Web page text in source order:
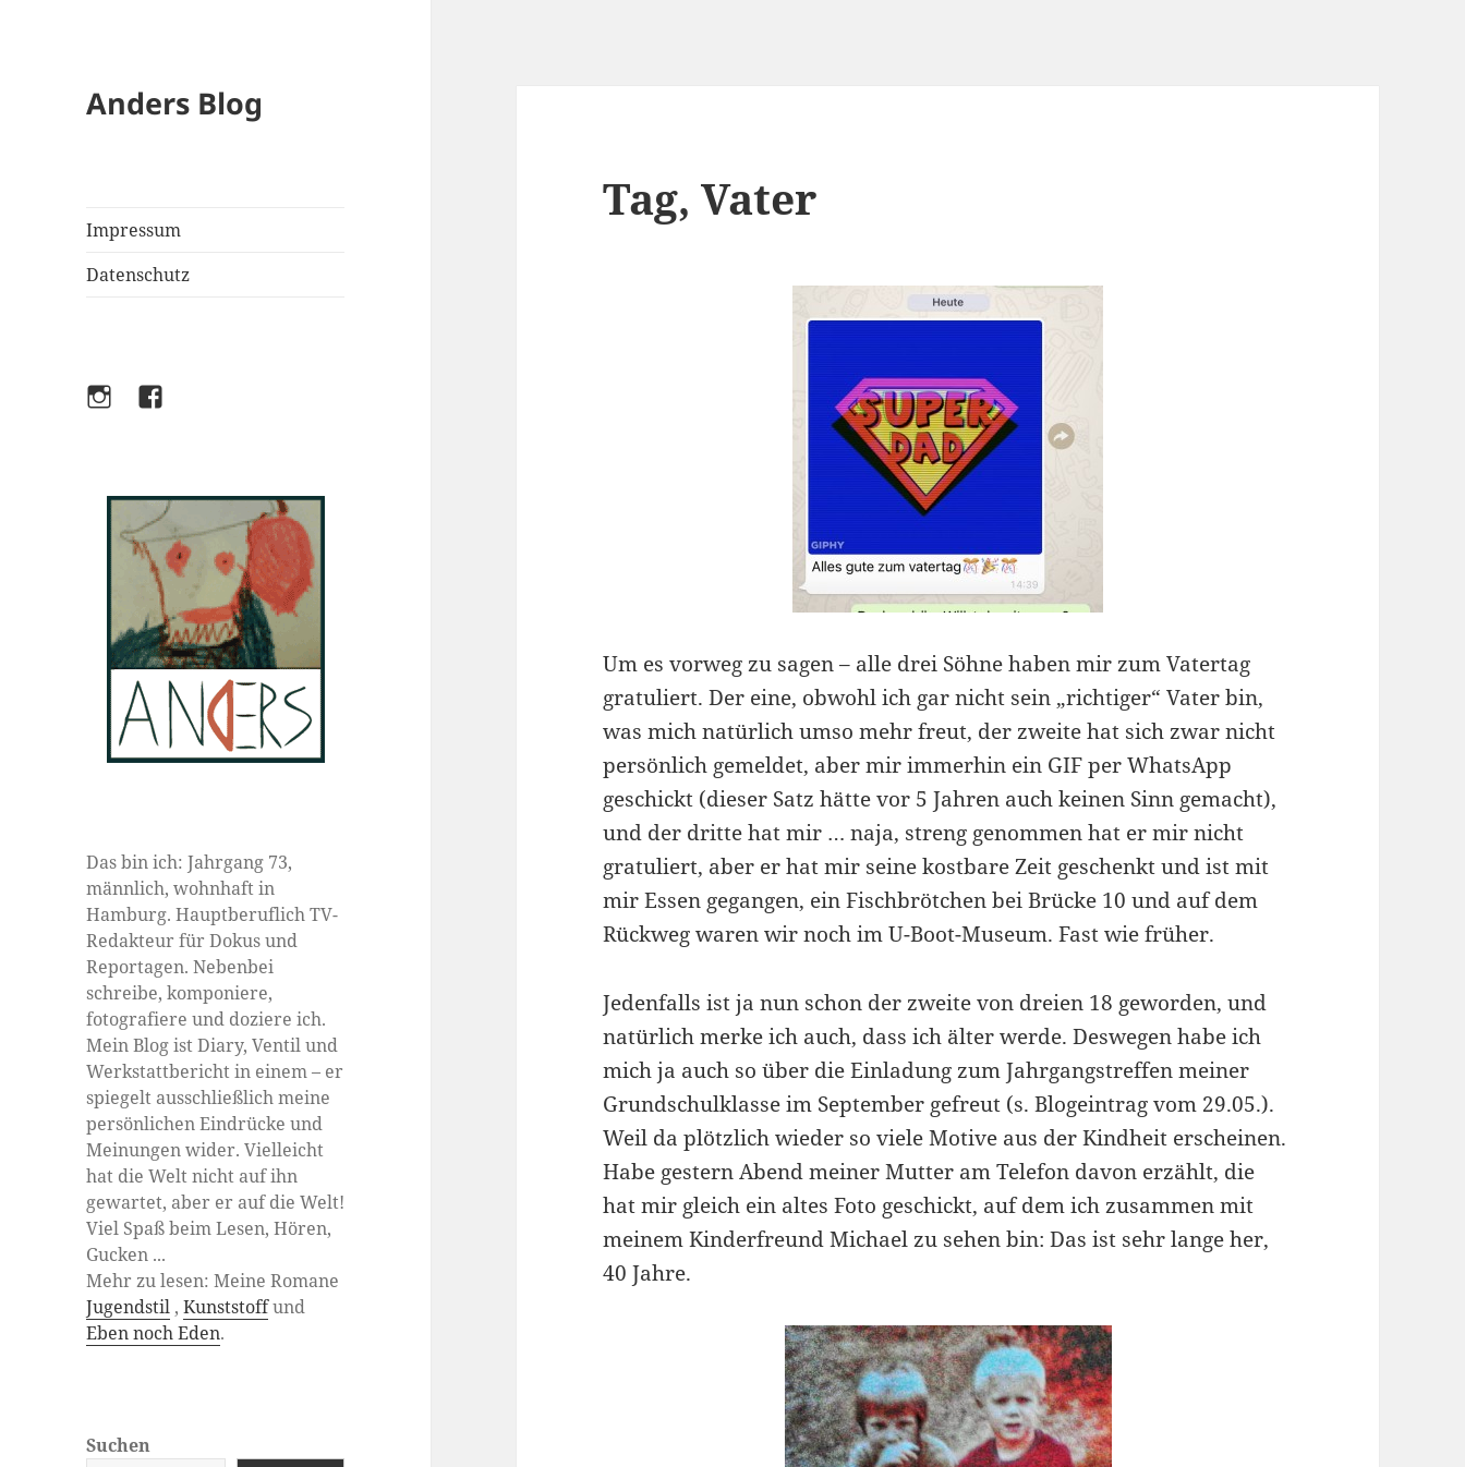
Anders Blog
Impressum
Datenschutz
InstagramFacebook
Das bin ich: Jahrgang 73,
männlich, wohnhaft in
Hamburg. Hauptberuflich TV-
Redakteur für Dokus und
Reportagen. Nebenbei
schreibe, komponiere,
fotografiere und doziere ich.
Mein Blog ist Diary, Ventil und
Werkstattbericht in einem – er
spiegelt ausschließlich meine
persönlichen Eindrücke und
Meinungen wider. Vielleicht
hat die Welt nicht auf ihn
gewartet, aber er auf die Welt!
Viel Spaß beim Lesen, Hören,
Gucken ...
Mehr zu lesen: Meine Romane
Jugendstil ,Kunststoffund
Eben noch Eden.
Suchen
Tag, Vater
Um es vorweg zu sagen – alle drei Söhne haben mir zum Vatertag
gratuliert. Der eine, obwohl ich gar nicht sein „richtiger“ Vater bin,
was mich natürlich umso mehr freut, der zweite hat sich zwar nicht
persönlich gemeldet, aber mir immerhin ein GIF per WhatsApp
geschickt (dieser Satz hätte vor 5 Jahren auch keinen Sinn gemacht),
und der dritte hat mir … naja, streng genommen hat er mir nicht
gratuliert, aber er hat mir seine kostbare Zeit geschenkt und ist mit
mir Essen gegangen, ein Fischbrötchen bei Brücke 10 und auf dem
Rückweg waren wir noch im U-Boot-Museum. Fast wie früher.
Jedenfalls ist ja nun schon der zweite von dreien 18 geworden, und
natürlich merke ich auch, dass ich älter werde. Deswegen habe ich
mich ja auch so über die Einladung zum Jahrgangstreffen meiner
Grundschulklasse im September gefreut (s. Blogeintrag vom 29.05.).
Weil da plötzlich wieder so viele Motive aus der Kindheit erscheinen.
Habe gestern Abend meiner Mutter am Telefon davon erzählt, die
hat mir gleich ein altes Foto geschickt, auf dem ich zusammen mit
meinem Kinderfreund Michael zu sehen bin: Das ist sehr lange her,
40 Jahre.